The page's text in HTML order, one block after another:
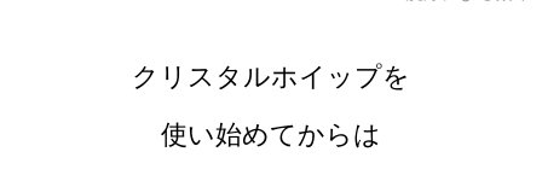
クリスタルホイップを
使い始めてからは